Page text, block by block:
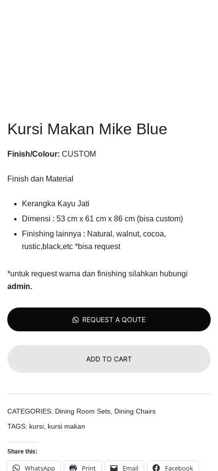
Kursi Makan Mike Blue
Finish/Colour: CUSTOM
Finish dan Material
Kerangka Kayu Jati
Dimensi : 53 cm x 61 cm x 86 cm (bisa custom)
Finishing lainnya : Natural, walnut, cocoa,
rustic,black,etc *bisa request
*untuk request warna dan finishing silahkan hubungi
admin.
REQUEST A QOUTE
ADD TO CART
CATEGORIES: Dining Room Sets Dining Chairs
TAGS: kursi kursi makan
Share this:
WhatsApp Print Email Facebook